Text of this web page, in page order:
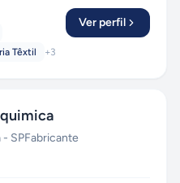
Têxtil
+3
Ver perfil
- SPFabricante